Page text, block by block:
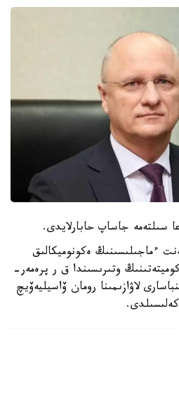
سىلتەمە جاساپ حابارلايدى.
ءماجىلىسىنىڭ ەكونوميكالىق
وتىرىسىندا ق ر پرەمەر-
لاۋازىمىنا رومان ۆاسيليەۆيچ